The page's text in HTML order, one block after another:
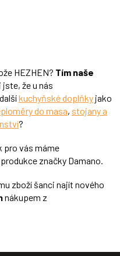
HEZHEN? Tím naše
jste, že u nás
kuchyňské doplňky jako
do masa, stojany a
?
pro vás máme
značky Damano.
zboží šanci najít nového
nákupem z